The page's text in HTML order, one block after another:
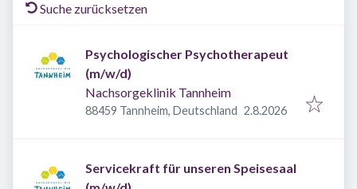
Suche zurücksetzen
Psychologischer Psychotherapeut
(m/w/d)
Nachsorgeklinik Tannheim
88459 Tannheim, Deutschland Veröffentlicht:
2.8.2026
Servicekraft für unseren Speisesaal